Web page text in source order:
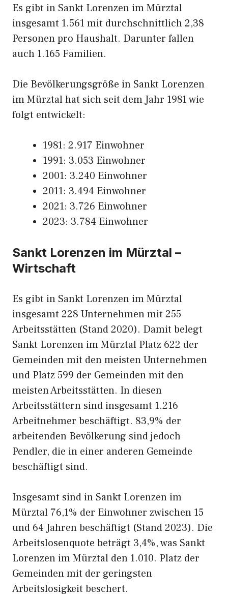
Es gibt in Sankt Lorenzen im Mürztal
insgesamt 1.561 mit durchschnittlich 2,38
Personen pro Haushalt. Darunter fallen
auch 1.165 Familien.
Die Bevölkerungsgröße in Sankt Lorenzen
im Mürztal hat sich seit dem Jahr 1981 wie
folgt entwickelt:
1981: 2.917 Einwohner
1991: 3.053 Einwohner
2001: 3.240 Einwohner
2011: 3.494 Einwohner
2021: 3.726 Einwohner
2023: 3.784 Einwohner
Sankt Lorenzen im Mürztal –
Wirtschaft
Es gibt in Sankt Lorenzen im Mürztal
insgesamt 228 Unternehmen mit 255
Arbeitsstätten (Stand 2020). Damit belegt
Sankt Lorenzen im Mürztal Platz 622 der
Gemeinden mit den meisten Unternehmen
und Platz 599 der Gemeinden mit den
meisten Arbeitsstätten. In diesen
Arbeitsstättern sind insgesamt 1.216
Arbeitnehmer beschäftigt. 83,9% der
arbeitenden Bevölkerung sind jedoch
Pendler, die in einer anderen Gemeinde
beschäftigt sind.
Insgesamt sind in Sankt Lorenzen im
Mürztal 76,1% der Einwohner zwischen 15
und 64 Jahren beschäftigt (Stand 2023). Die
Arbeitslosenquote beträgt 3,4%, was Sankt
Lorenzen im Mürztal den 1.010. Platz der
Gemeinden mit der geringsten
Arbeitslosigkeit beschert.